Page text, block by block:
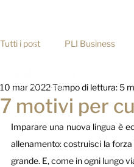
Tutti i post PLI Business
Consigli pratici
7 motivi per
10 mar 2022Tempo di lettura: 5
Imparare una nuova lingua è
allenamento: costruisci la
grande. E, come in ogni lungo